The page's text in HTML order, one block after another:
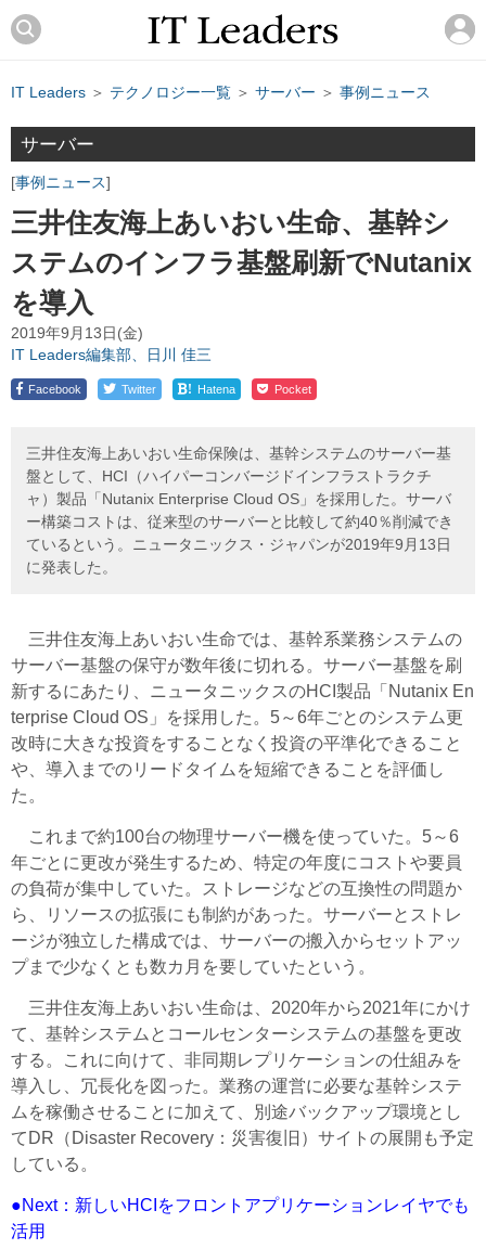
IT Leaders ＞ テクノロジー一覧 ＞ サーバー ＞ 事例ニュース
サーバー
事例ニュース
三井住友海上あいおい生命、基幹シ
ステムのインフラ基盤刷新でNutanix
を導入
2019年9月13日(金)
IT Leaders編集部、日川 佳三
Facebook Twitter ! Hatena Pocket
三井住友海上あいおい生命保険は、基幹システムのサーバー基
盤として、HCI（ハイパーコンバージドインフラストラクチ
ャ）製品「Nutanix Enterprise Cloud OS」を採用した。サーバ
ー構築コストは、従来型のサーバーと比較して約40％削減でき
ているという。ニュータニックス・ジャパンが2019年9月13日
に発表した。
三井住友海上あいおい生命では、基幹系業務システムの
サーバー基盤の保守が数年後に切れる。サーバー基盤を刷
新するにあたり、 ニュータニックスのHCI製品「Nutanix En
terprise Cloud OS」を採用した。5～6年ごとのシステム更
改時に大きな投資をすることなく投資の平準化できること
や、導入までのリードタイムを短縮できることを評価し
た。
これまで約100台の物理サーバー機を使っていた。5～6
年ごとに更改が発生するため、特定の年度にコストや要員
の負荷が集中していた。ストレージなどの互換性の問題か
ら、リソースの拡張にも制約があった。サーバーとストレ
ージが独立した構成では、サーバーの搬入からセットアッ
プまで少なくとも数カ月を要していたという。
三井住友海上あいおい生命は、2020年から2021年にかけ
て、基幹システムとコールセンターシステムの基盤を更改
する。これに向けて、非同期レプリケーションの仕組みを
導入し、冗長化を図った。業務の運営に必要な基幹システ
ムを稼働させることに加えて、別途バックアップ環境とし
てDR（Disaster Recovery：災害復旧）サイトの展開も予定
している。
●Next：新しいHCIをフロントアプリケーションレイヤでも
活用